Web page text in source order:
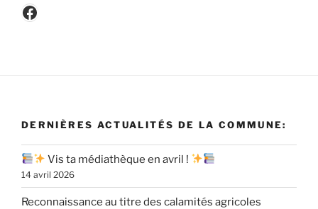
Facebook
DERNIÈRES ACTUALITÉS DE LA COMMUNE:
Vis ta médiathèque en avril !
14 avril 2026
Reconnaissance au titre des calamités agricoles